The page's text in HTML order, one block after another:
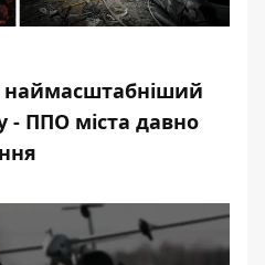
- ППО міста давно